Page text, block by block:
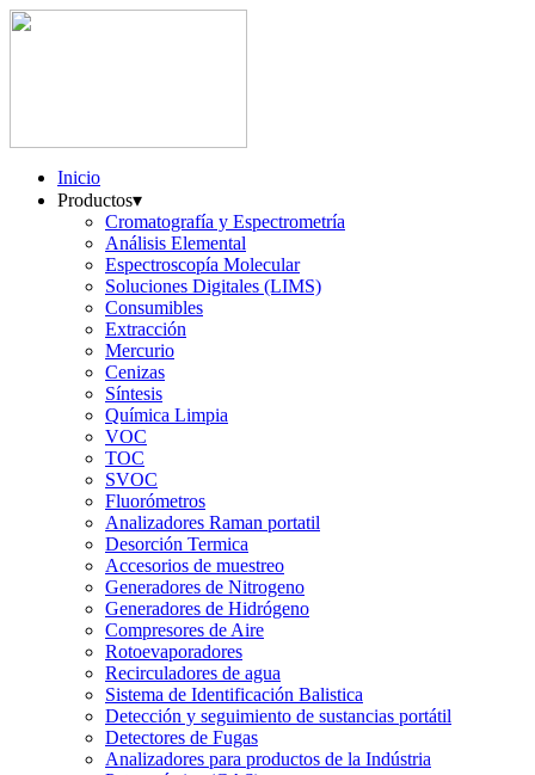
Inicio
Productos▾
Cromatografía y Espectrometría
Análisis Elemental
Espectroscopía Molecular
Soluciones Digitales (LIMS)
Consumibles
Extracción
Mercurio
Cenizas
Síntesis
Química Limpia
VOC
TOC
SVOC
Fluorómetros
Analizadores Raman portatil
Desorción Termica
Accesorios de muestreo
Generadores de Nitrogeno
Generadores de Hidrógeno
Compresores de Aire
Rotoevaporadores
Recirculadores de agua
Sistema de Identificación Balistica
Detección y seguimiento de sustancias portátil
Detectores de Fugas
Analizadores para productos de la Indústria